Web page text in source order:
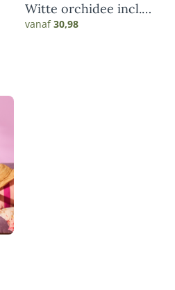
Witte orchidee incl.
pot
vanaf30,98